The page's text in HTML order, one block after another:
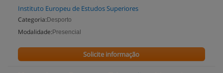
Instituto Europeu de Estudos Superiores
Categoria: Desporto
Modalidade: Presencial
Solicite informação